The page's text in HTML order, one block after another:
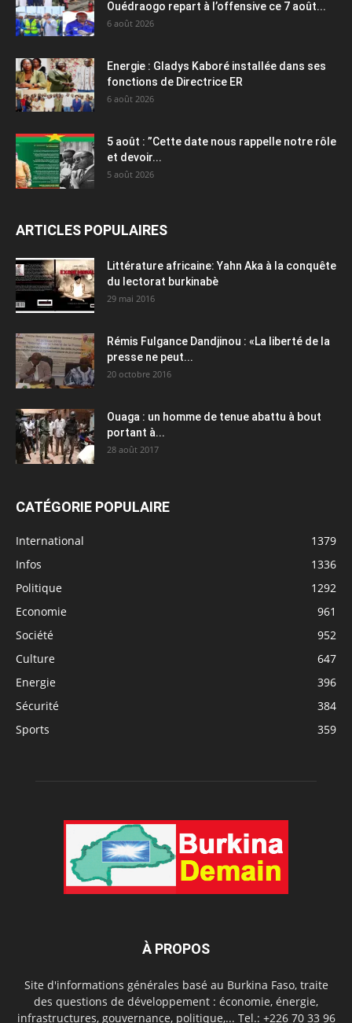
Ouédraogo repart à l’offensive ce 7 août...
6 août 2026
Energie : Gladys Kaboré installée dans ses
fonctions de Directrice ER
6 août 2026
5 août : ”Cette date nous rappelle notre rôle
et devoir...
5 août 2026
ARTICLES POPULAIRES
Littérature africaine: Yahn Aka à la conquête
du lectorat burkinabè
29 mai 2016
Rémis Fulgance Dandjinou : «La liberté de la
presse ne peut...
20 octobre 2016
Ouaga : un homme de tenue abattu à bout
portant à...
28 août 2017
CATÉGORIE POPULAIRE
International
1379
Infos
1336
Politique
1292
Economie
961
Société
952
Culture
647
Energie
396
Sécurité
384
Sports
359
À PROPOS
Site d'informations générales basé au Burkina Faso, traite
des questions de développement : économie, énergie,
infrastructures, gouvernance, politique,... Tel.: +226 70 33 96